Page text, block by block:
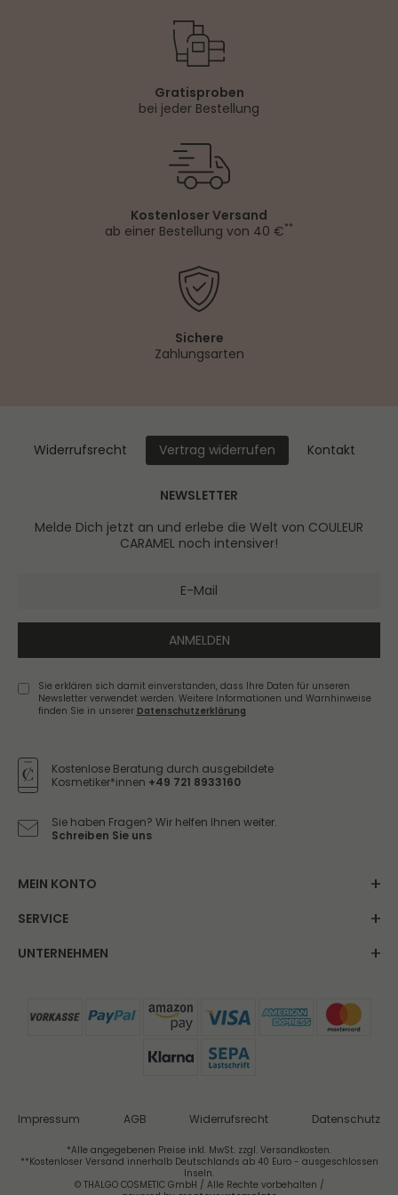
Gratisproben
bei jeder Bestellung
Kostenloser Versand
ab einer Bestellung von 40 €**
Sichere
Zahlungsarten
Widerrufs­recht Vertrag widerrufen Kontakt
NEWSLETTER
Melde Dich jetzt an und erlebe die Welt von COULEUR
CARAMEL noch intensiver!
ANMELDEN
Sie erklären sich damit einverstanden, dass Ihre Daten für unseren
Newsletter verwendet werden. Weitere Informationen und Warnhinweise
finden Sie in unserer Daten­schutz­erklärung
Kostenlose Beratung durch ausgebildete
Kosmetiker*innen +49 721 8933160
Sie haben Fragen? Wir helfen Ihnen weiter.
Schreiben Sie uns
MEIN KONTO
SERVICE
UNTERNEHMEN
Impressum AGB Widerrufsrecht Datenschutz
*Alle angegebenen Preise inkl. MwSt. zzgl. Versandkosten.
**Kostenloser Versand innerhalb Deutschlands ab 40 Euro - ausgeschlossen
Inseln.
© THALGO COSMETIC GmbH / Alle Rechte vorbehalten /